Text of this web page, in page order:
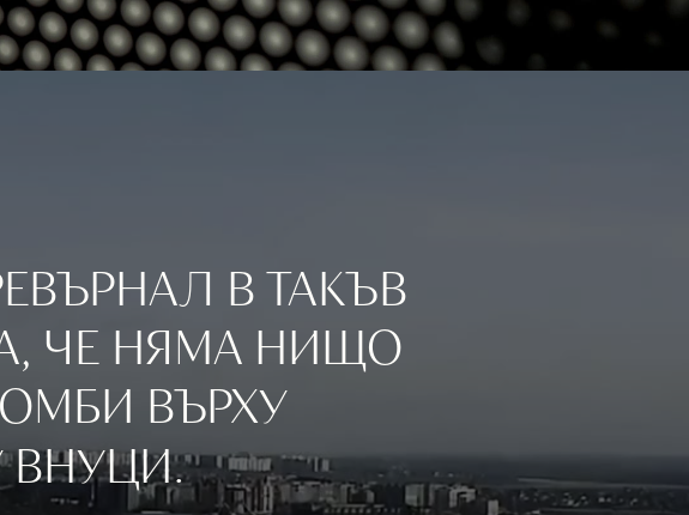
В ТАКЪВ
ЧЕ НЯМА НИЩО
ВЪРХУ
ВНУЦИ.